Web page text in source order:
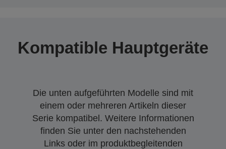
Kompatible Hauptgeräte
Die unten aufgeführten Modelle sind mit
einem oder mehreren Artikeln dieser
Serie kompatibel. Weitere Informationen
finden Sie unter den nachstehenden
Links oder im produktbegleitenden